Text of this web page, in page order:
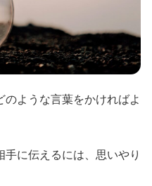
ような言葉をかければよ
に伝えるには、思いやり